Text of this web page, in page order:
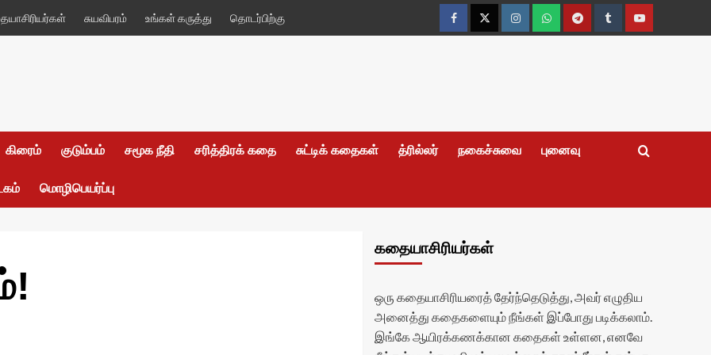
சுயவிபரம் உங்கள் கருத்து தொடர்பிற்கு
FacebookTwitterInstagramWhatsappTelegramTumblrYouTube
கிரைம் குடும்பம் சமூக நீதி சரித்திரக் கதை சுட்டிக் கதைகள் த்ரில்லர் நகைச்சுவை புனைவு
மொழிபெயர்ப்பு
கதையாசிரியர்கள்
ஒரு கதையாசிரியரைத் தேர்ந்தெடுத்து, அவர் எழுதிய
அனைத்து கதைகளையும் நீங்கள் இப்போது படிக்கலாம்.
இங்கே ஆயிரக்கணக்கான கதைகள் உள்ளன, எனவே